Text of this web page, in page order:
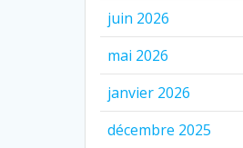
juin 2026
mai 2026
janvier 2026
décembre 2025